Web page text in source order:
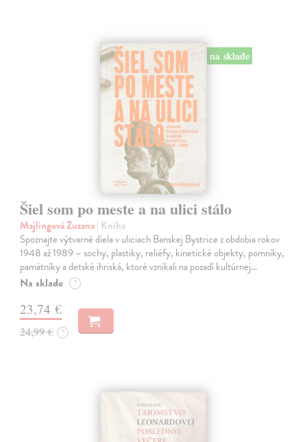
na sklade
Šiel som po meste a na ulici stálo
Majlingová Zuzana| Kniha
Spoznajte výtvarné diela v uliciach Banskej Bystrice z obdobia rokov
1948 až 1989 – sochy, plastiky, reliéfy, kinetické objekty, pomníky,
pamätníky a detské ihriská, ktoré vznikali na pozadí kultúrnej…
Na sklade ?
23,74 €
24,99 € ?